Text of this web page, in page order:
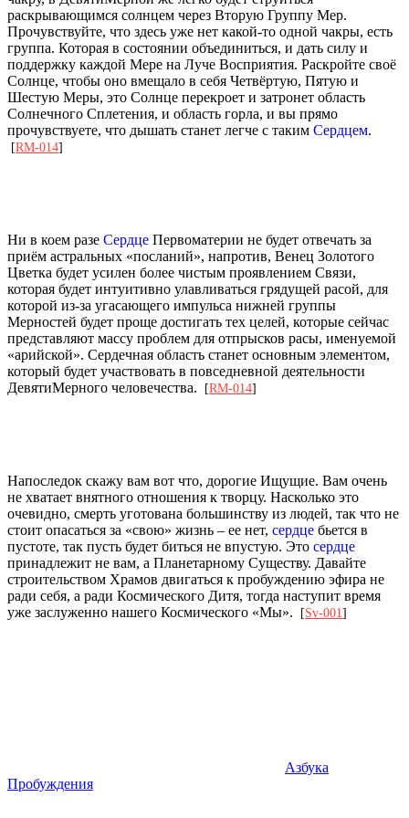
раскрывающимся солнцем через Вторую Группу Мер.
Прочувствуйте, что здесь уже нет какой-то одной чакры, есть
группа. Которая в состоянии объединиться, и дать силу и
поддержку каждой Мере на Луче Восприятия. Раскройте своё
Солнце, чтобы оно вмещало в себя Четвёртую, Пятую и
Шестую Меры, это Солнце перекроет и затронет область
Солнечного Сплетения, и область горла, и вы прямо
прочувствуете, что дышать станет легче с таким Сердцем.
[RM-014]
Ни в коем разе Сердце Первоматерии не будет отвечать за
приём астральных «посланий», напротив, Венец Золотого
Цветка будет усилен более чистым проявлением Связи,
которая будет интуитивно улавливаться грядущей расой, для
которой из-за угасающего импульса нижней группы
Мерностей будет проще достигать тех целей, которые сейчас
представляют массу проблем для отпрысков расы, именуемой
«арийской». Сердечная область станет основным элементом,
который будет участвовать в повседневной деятельности
ДевятиМерного человечества.
[RM-014]
Напоследок скажу вам вот что, дорогие Ищущие. Вам очень
не хватает внятного отношения к творцу. Насколько это
очевидно, смерть уготована большинству из людей, так что не
стоит опасаться за «свою» жизнь – ее нет, сердце бьется в
пустоте, так пусть будет биться не впустую. Это сердце
принадлежит не вам, а Планетарному Существу. Давайте
строительством Храмов двигаться к пробуждению эфира не
ради себя, а ради Космического Дитя, тогда наступит время
уже заслуженно нашего Космического «Мы».
[Sv-001 ]
Азбука
Пробуждения